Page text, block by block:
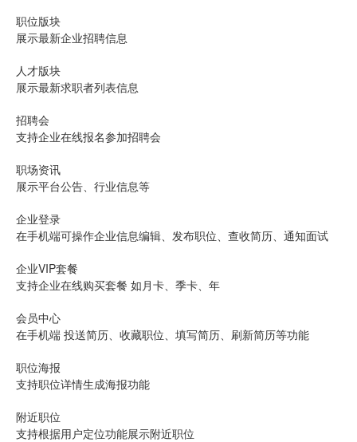
职位版块
展示最新企业招聘信息
人才版块
展示最新求职者列表信息
招聘会
支持企业在线报名参加招聘会
职场资讯
展示平台公告、行业信息等
企业登录
在手机端可操作企业信息编辑、发布职位、查收简历、通知面试
企业VIP套餐
支持企业在线购买套餐 如月卡、季卡、年
会员中心
在手机端 投送简历、收藏职位、填写简历、刷新简历等功能
职位海报
支持职位详情生成海报功能
附近职位
支持根据用户定位功能展示附近职位